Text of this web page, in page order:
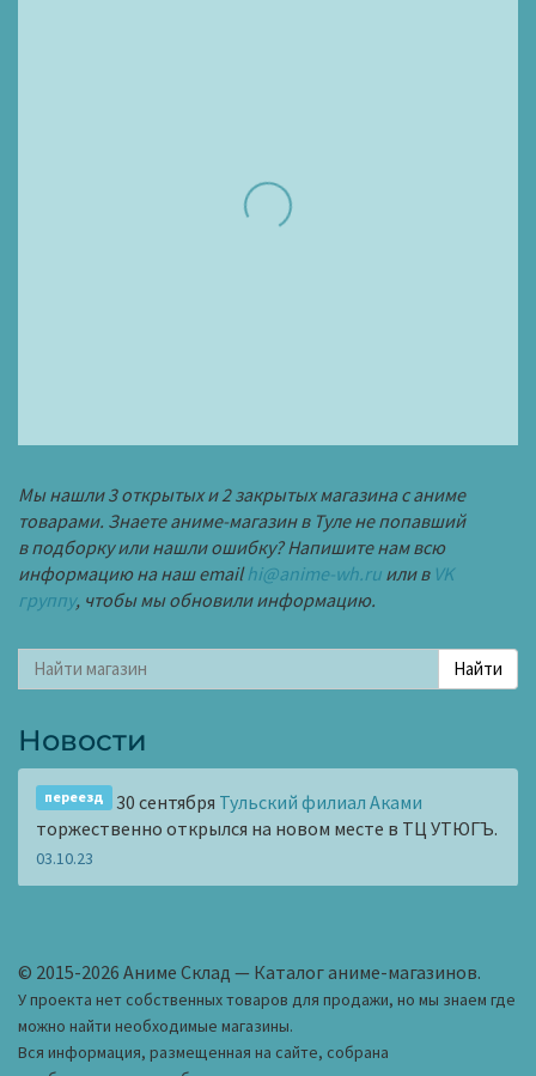
Мы нашли 3 открытых и 2 закрытых магазина с аниме
товарами. Знаете аниме-магазин в Туле не попавший
в подборку или нашли ошибку? Напишите нам всю
информацию на наш emailhi@anime-wh.ru или в VK
группу, чтобы мы обновили информацию.
Новости
переезд 30 сентября Тульский филиал Аками
торжественно открылся на новом месте в ТЦ УТЮГЪ.
03.10.23
© 2015-2026 Аниме Склад — Каталог аниме-магазинов.
У проекта нет собственных товаров для продажи, но мы знаем где
можно найти необходимые магазины.
Вся информация, размещенная на сайте, собрана